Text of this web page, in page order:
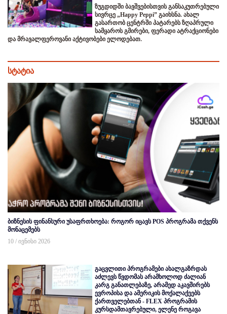
ზუგდიდში ბავშვებისთვის განსაკუთრებული
სივრცე „Happy Peppi” გაიხსნა. ახალ
გასართობ ცენტრში პატარებს ზღაპრული
სამყაროს გმირები, ფერადი ატრაქციონები
და მრავალფეროვანი აქტივობები ელოდებათ.
სტატია
ბიზნესის ფინანსური უსაფრთხოება: როგორ იცავს POS პროგრამა თქვენს
მონაცემებს
10 / ივნისი 2026
გაცვლითი პროგრამები ახალგაზრდას
აძლევს წვდომას არამხოლოდ ძალიან
კარგ განათლებაზე, არამედ აკავშირებს
ევროპისა და ამერიკის მოქალაქეებს
ქართველებთან - FLEX პროგრამის
კურსდამთავრებული, ელენე როგავა